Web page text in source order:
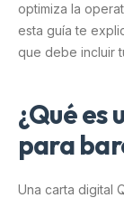
optimiza la
esta guía te
que debe incluir
¿Qué es
para
Una carta digital